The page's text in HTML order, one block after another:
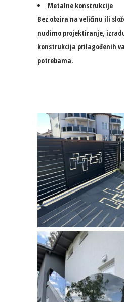
Metalne konstrukcije
Bez obzira na veličinu ili
nudimo projektiranje,
konstrukcija prilagođenih
potrebama.